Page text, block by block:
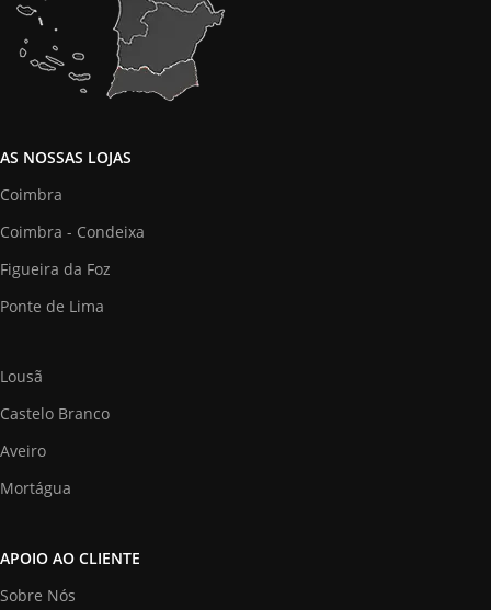
AS NOSSAS LOJAS
Coimbra
Coimbra - Condeixa
Figueira da Foz
Ponte de Lima
Lousã
Castelo Branco
Aveiro
Mortágua
APOIO AO CLIENTE
Sobre Nós